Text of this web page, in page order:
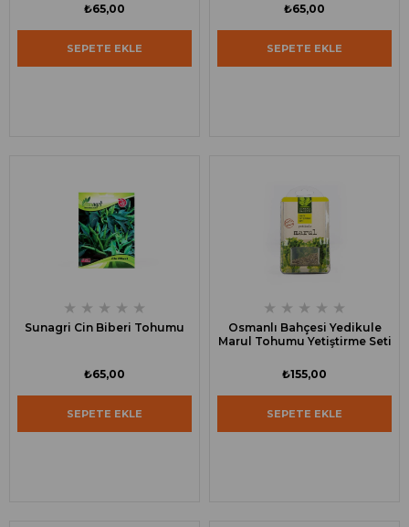
₺65,00
SEPETE EKLE
₺65,00
SEPETE EKLE
★ ★ ★ ★ ★
Sunagri Cin Biberi Tohumu
₺65,00
SEPETE EKLE
★ ★ ★ ★ ★
Osmanlı Bahçesi Yedikule
Marul Tohumu Yetiştirme Seti
₺155,00
SEPETE EKLE